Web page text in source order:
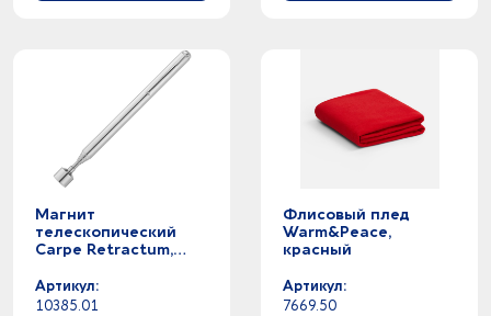
Магнит
телескопический
Carpe Retractum,
Артикул:
10385.01
Флисовый плед
Warm&Peace,
красный
Артикул:
7669.50